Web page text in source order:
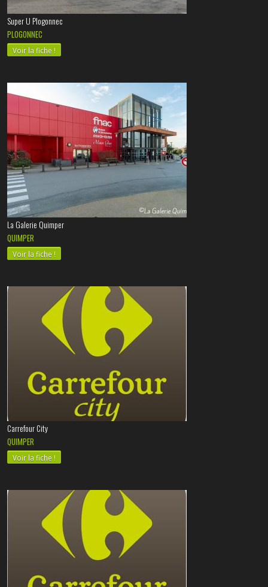
Super U Plogonnec
PLOGONNEC
Voir la fiche !
La Galerie Quimper
QUIMPER
Voir la fiche !
Carrefour City
QUIMPER
Voir la fiche !